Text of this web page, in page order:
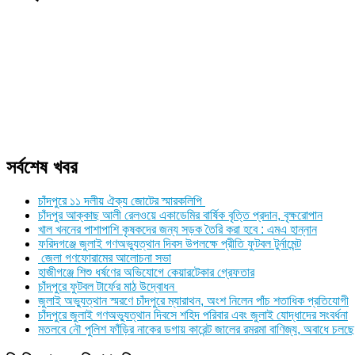
সর্বশেষ খবর
চাঁদপুরে ১১ দলীয় ঐক্য জোটের স্মারকলিপি
চাঁদপুর আক্কাছ আলী রেলওয়ে একাডেমির বার্ষিক বৃত্তি প্রদান, বৃক্ষরোপান
খাল খননের পাশাপাশি কৃষকদের জন্য সড়ক তৈরি করা হবে : এমএ হান্নান
ফরিদগঞ্জে জুলাই গণঅভ্যুত্থান দিবস উপলক্ষে প্রীতি ফুটবল টুর্নামেন্ট
জেলা গণফোরামের আলোচনা সভা
হাজীগঞ্জে শিশু ধর্ষণের অভিযোগে কেয়ারটেকার গ্রেফতার
চাঁদপুরে ফুটবল টার্ফের মাঠ উদ্বোধন
জুলাই অভ্যুত্থান স্মরণে চাঁদপুরে ম্যারাথন, অংশ নিলেন পাঁচ শতাধিক প্রতিযোগী
চাঁদপুরে জুলাই গণঅভ্যুত্থান দিবসে শহিদ পরিবার এবং জুলাই যোদ্ধাদের সংবর্ধনা
মতলবে নৌ পুলিশ ফাঁড়ির নাকের ডগায় কারেন্ট জালের রমরমা বাণিজ্য, অবাধে